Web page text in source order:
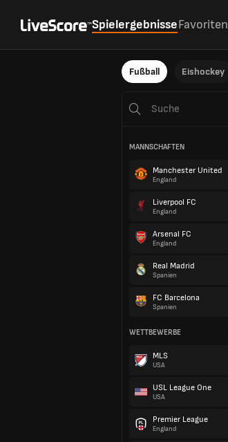
SpielergebnisseFavoriten
Fußball Eishockey
MANNSCHAFTEN
Manchester United
England
Liverpool FC
England
Arsenal FC
England
Real Madrid
Spanien
FC Barcelona
Spanien
WETTBEWERBE
MLS
USA
USL League One
USA
Premier League
England